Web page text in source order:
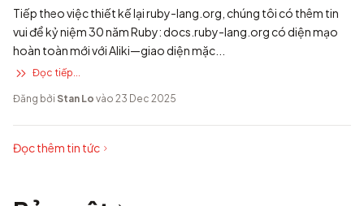
Tiếp theo việc thiết kế lại ruby-lang.org, chúng tôi có thêm tin
vui để kỷ niệm 30 năm Ruby: docs.ruby-lang.org có diện mạo
hoàn toàn mới với Aliki—giao diện mặc...
Đọc tiếp...
Đăng bởi Stan Lo vào 23 Dec 2025
Đọc thêm tin tức